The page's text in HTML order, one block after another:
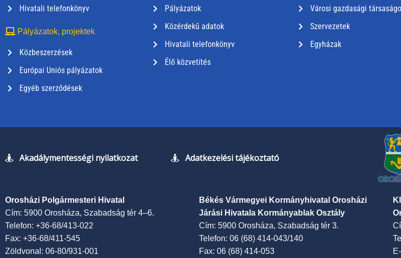
Hivatali telefonkönyv
Pályázatok, projektek
Közbeszerzések
Európai Uniós pályázatok
Egyéb szerződések
Pályázatok
Közérdekű adatok
Hivatali telefonkönyv
Élő közvetítés
Városi gazdasági
Szervezetek
Egyházak
Akadálymentességi nyilatkozat Adatkezelési tájékoztató
Orosházi Polgármesteri Hivatal
Cím: 5900 Orosháza, Szabadság tér 4–6.
Telefon: +36-68/413-022
Fax: +36-68/411-545
Zöldvonal: 06-80/931-001
Békés Vármegyei Kormányhivatal Orosházi
Járási Hivatala Kormányablak Osztály
Cím: 5900 Orosháza, Szabadság tér 3.
Telefon: 06 (68) 414-043/140
Fax: 06 (68) 414-053